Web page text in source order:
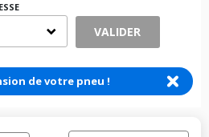
VALIDER
de votre pneu !